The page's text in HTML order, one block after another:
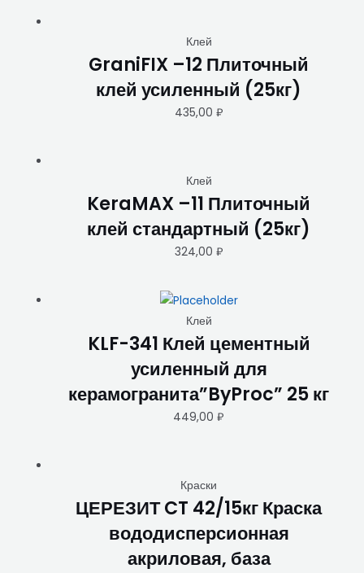
Клей
GraniFIX –12 Плиточный
клей усиленный (25кг)
435,00 ₽
Клей
KeraMAX –11 Плиточный
клей стандартный (25кг)
324,00 ₽
Клей
KLF-341 Клей цементный
усиленный для
керамогранита”ByProc” 25 кг
449,00₽
Краски
ЦЕРЕЗИТ CT 42/15кг Краска
вододисперсионная
акриловая, база